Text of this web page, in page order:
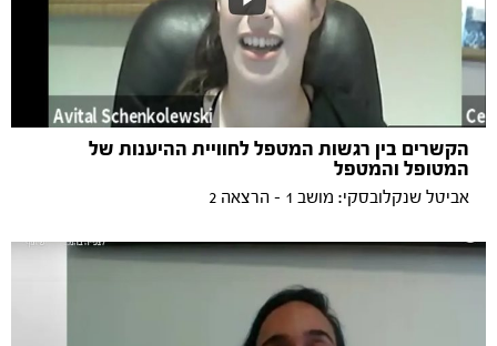
הקשרים בין רגשות המטפל לחוויית ההיענות של
המטופל והמטפל
אביטל שנקלובסקי: מושב 1 - הרצאה 2